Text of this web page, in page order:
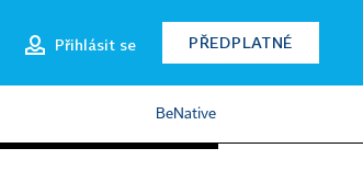
Přihlásit se PŘEDPLATNÉ
BeNative